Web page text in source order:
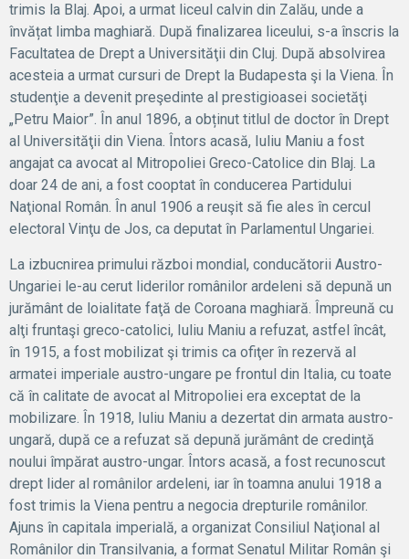
trimis la Blaj. Apoi, a urmat liceul calvin din Zalău, unde a
învățat limba maghiară. După finalizarea liceului, s-a înscris la
Facultatea de Drept a Universităţii din Cluj. După absolvirea
acesteia a urmat cursuri de Drept la Budapesta şi la Viena. În
studenţie a devenit preşedinte al prestigioasei societăţi
„Petru Maior”. În anul 1896, a obținut titlul de doctor în Drept
al Universităţii din Viena. Întors acasă, Iuliu Maniu a fost
angajat ca avocat al Mitropoliei Greco-Catolice din Blaj. La
doar 24 de ani, a fost cooptat în conducerea Partidului
Naţional Român. În anul 1906 a reuşit să fie ales în cercul
electoral Vinţu de Jos, ca deputat în Parlamentul Ungariei.
La izbucnirea primului război mondial, conducătorii Austro-
Ungariei le-au cerut liderilor românilor ardeleni să depună un
jurământ de loialitate faţă de Coroana maghiară. Împreună cu
alţi fruntaşi greco-catolici, Iuliu Maniu a refuzat, astfel încât,
în 1915, a fost mobilizat şi trimis ca ofiţer în rezervă al
armatei imperiale austro-ungare pe frontul din Italia, cu toate
că în calitate de avocat al Mitropoliei era exceptat de la
mobilizare. În 1918, Iuliu Maniu a dezertat din armata austro-
ungară, după ce a refuzat să depună jurământ de credinţă
noului împărat austro-ungar. Întors acasă, a fost recunoscut
drept lider al românilor ardeleni, iar în toamna anului 1918 a
fost trimis la Viena pentru a negocia drepturile românilor.
Ajuns în capitala imperială, a organizat Consiliul Naţional al
Românilor din Transilvania, a format Senatul Militar Român şi